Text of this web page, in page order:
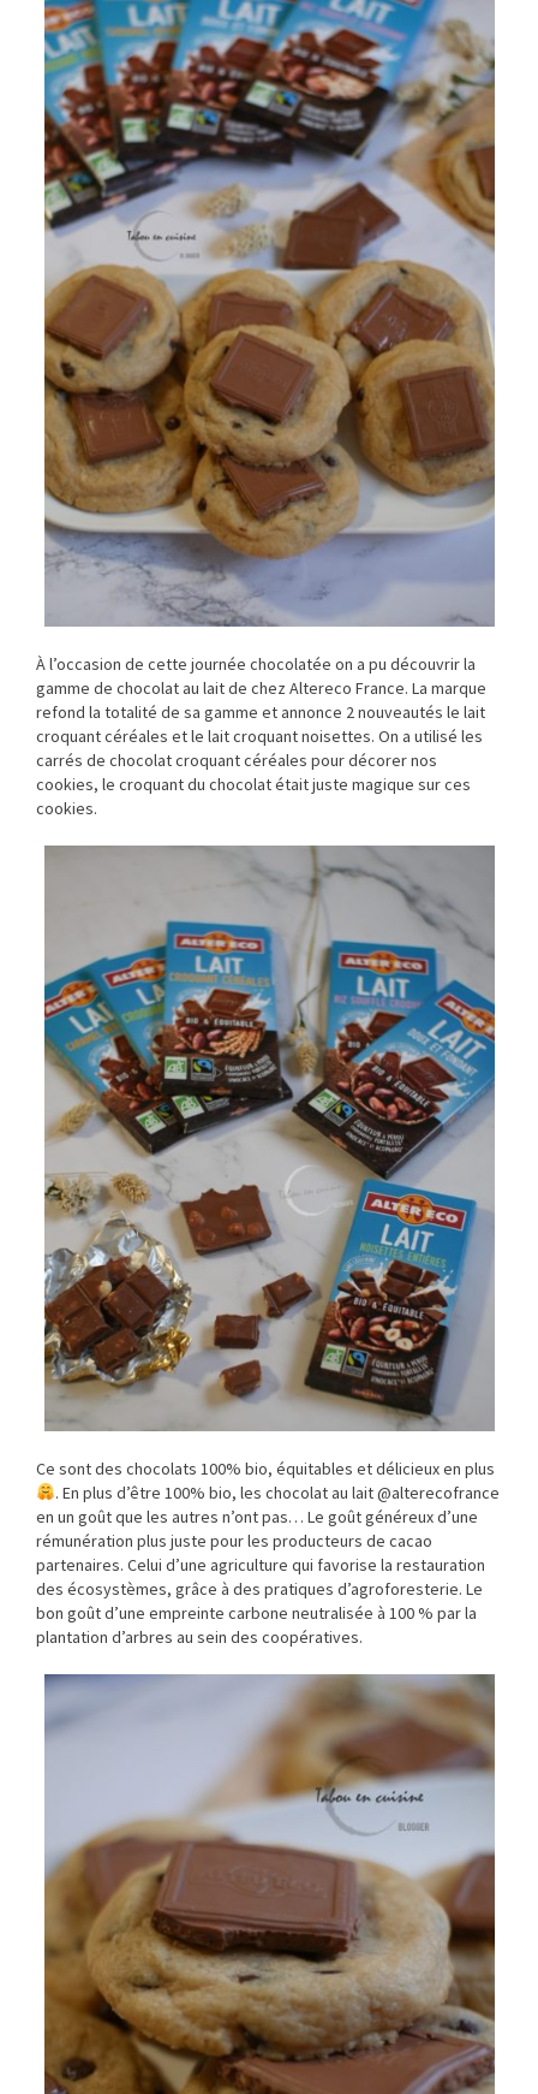
À l’occasion de cette journée chocolatée on a pu découvrir la
gamme de chocolat au lait de chez Altereco France. La marque
refond la totalité de sa gamme et annonce 2 nouveautés le lait
croquant céréales et le lait croquant noisettes. On a utilisé les
carrés de chocolat croquant céréales pour décorer nos
cookies, le croquant du chocolat était juste magique sur ces
cookies.
Ce sont des chocolats 100% bio, équitables et délicieux en plus
. En plus d’être 100% bio, les chocolat au lait @alterecofrance
en un goût que les autres n’ont pas… Le goût généreux d’une
rémunération plus juste pour les producteurs de cacao
partenaires. Celui d’une agriculture qui favorise la restauration
des écosystèmes, grâce à des pratiques d’agroforesterie. Le
bon goût d’une empreinte carbone neutralisée à 100 % par la
plantation d’arbres au sein des coopératives.